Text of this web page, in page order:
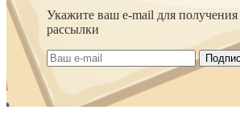
Укажите ваш e-mail для
рассылки